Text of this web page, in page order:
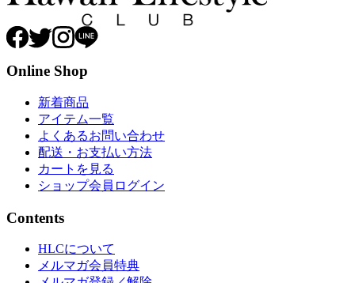
Online Shop
新着商品
アイテム一覧
よくあるお問い合わせ
配送・お支払い方法
カートを見る
ショップ会員ログイン
Contents
HLCについて
メルマガ会員特典